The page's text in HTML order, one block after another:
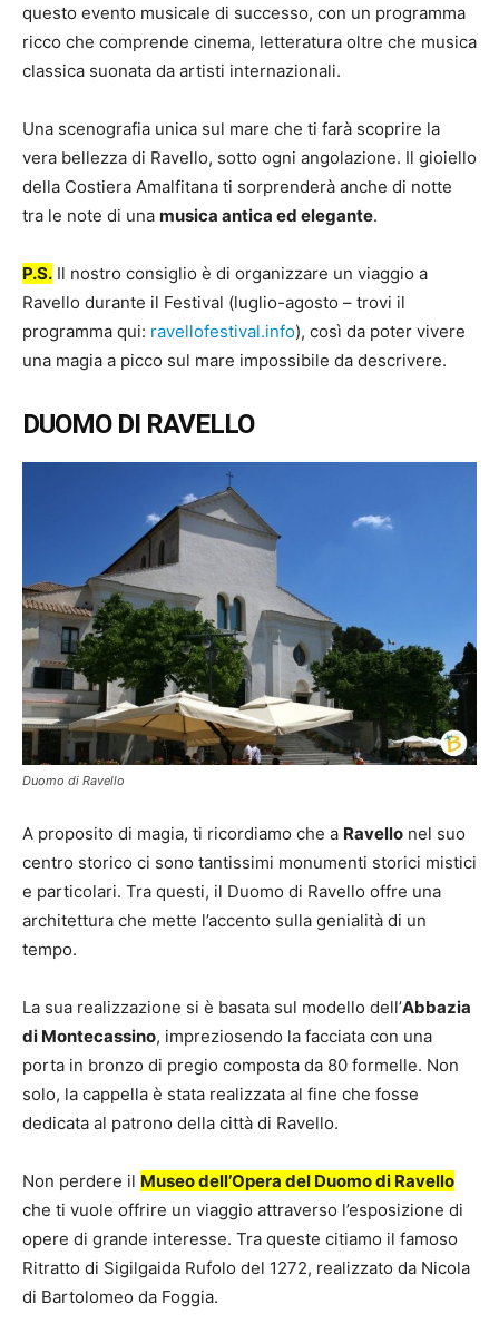
questo evento musicale di successo, con un programma
ricco che comprende cinema, letteratura oltre che musica
classica suonata da artisti internazionali.
Una scenografia unica sul mare che ti farà scoprire la
vera bellezza di Ravello, sotto ogni angolazione. Il gioiello
della Costiera Amalfitana ti sorprenderà anche di notte
tra le note di una musica antica ed elegante.
P.S. Il nostro consiglio è di organizzare un viaggio a
Ravello durante il Festival (luglio-agosto – trovi il
programma qui: ravellofestival.info), così da poter vivere
una magia a picco sul mare impossibile da descrivere.
DUOMO DI RAVELLO
Duomo di Ravello
A proposito di magia, ti ricordiamo che a Ravello nel suo
centro storico ci sono tantissimi monumenti storici mistici
e particolari. Tra questi, il Duomo di Ravello offre una
architettura che mette l’accento sulla genialità di un
tempo.
La sua realizzazione si è basata sul modello dell’Abbazia
di Montecassino, impreziosendo la facciata con una
porta in bronzo di pregio composta da 80 formelle. Non
solo, la cappella è stata realizzata al fine che fosse
dedicata al patrono della città di Ravello.
Non perdere il Museo dell’Opera del Duomo di Ravello
che ti vuole offrire un viaggio attraverso l’esposizione di
opere di grande interesse. Tra queste citiamo il famoso
Ritratto di Sigilgaida Rufolo del 1272, realizzato da Nicola
di Bartolomeo da Foggia.